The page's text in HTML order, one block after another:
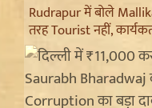
Rudrapur में बोले
तरह Tourist नहीं,